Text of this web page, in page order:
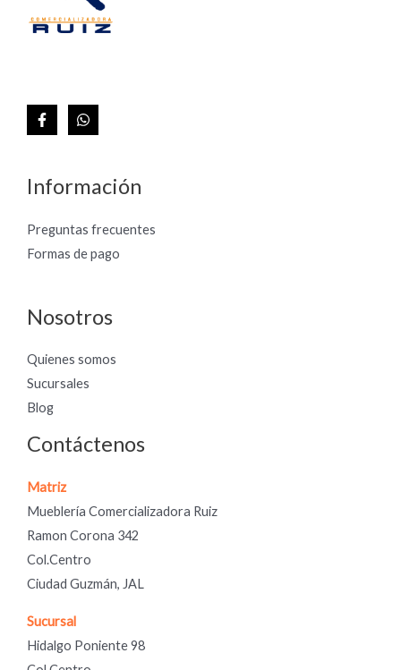
Información
Preguntas frecuentes
Formas de pago
Nosotros
Quienes somos
Sucursales
Blog
Contáctenos
Matriz
Mueblería Comercializadora Ruiz
Ramon Corona 342
Col.Centro
Ciudad Guzmán, JAL
Sucursal
Hidalgo Poniente 98